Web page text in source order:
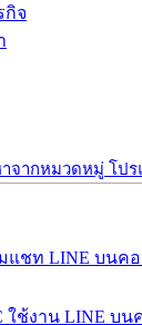
กิจ
จากหมวดหมู่ โปร
แชท LINE บนค
ใช้งาน LINE บ